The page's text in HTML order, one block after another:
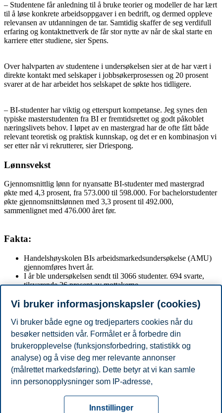
– Studentene får anledning til å bruke teorier og modeller de har lært
til å løse konkrete arbeidsoppgaver i en bedrift, og dermed oppleve
relevansen av utdanningen de tar. Samtidig skaffer de seg verdifull
erfaring og kontaktnettverk de får stor nytte av når de skal starte en
karriere etter studiene, sier Spens.
Over halvparten av studentene i undersøkelsen sier at de har vært i
direkte kontakt med selskaper i jobbsøkerprosessen og 20 prosent
svarer at de har arbeidet hos selskapet de søkte hos tidligere.
– BI-studenter har viktig og etterspurt kompetanse. Jeg synes den
typiske masterstudenten fra BI er fremtidsrettet og godt påkoblet
næringslivets behov. I løpet av en mastergrad har de ofte fått både
relevant teoretisk og praktisk kunnskap, og det er en kombinasjon vi
ser etter når vi rekrutterer, sier Driespong.
Lønnsvekst
Gjennomsnittlig lønn for nyansatte BI-studenter med mastergrad
økte med 4,3 prosent, fra 573.000 til 598.000. For bachelorstudenter
økte gjennomsnittslønnen med 3,3 prosent til 492.000,
sammenlignet med 476.000 året før.
Fakta:
Handelshøyskolen BIs arbeidsmarkedsundersøkelse (AMU)
gjennomføres hvert år.
I år ble undersøkelsen sendt til 3066 studenter. 694 svarte,
tilsvarende 26 prosent av mottakerne.
viktig eller svært viktig faktor når de ser etter jobb
96 prosent mener spennende arbeidsoppgaver og muligheter
for personlig og profesjonell utvikling er viktig eller svært
viktig.
90 prosent mener lønn er viktig eller svært viktig.
Del artikkelen:
Tilgjengelighetserklæring
Vi bruker informasjonskapsler (cookies)
Vi bruker både egne og tredjeparters cookies når du
besøker nettsiden vår. Formålet er å forbedre din
brukeropplevelse (funksjonsforbedring, statistikk og
analyse) og å vise deg mer relevante annonser
(målrettet markedsføring). Dette betyr at vi kan samle
inn personopplysninger som IP-adresse,
cookies som er nødvendige for at nettsiden skal
Innstillinger